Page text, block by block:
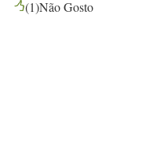
(1)Não Gosto